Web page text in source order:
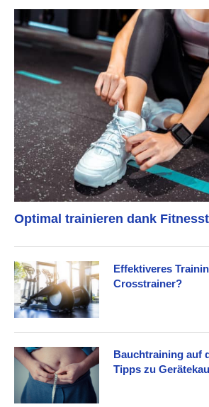
Optimal trainieren dank
Effektiveres
Crosstrainer?
Bauchtraining auf
Tipps zu